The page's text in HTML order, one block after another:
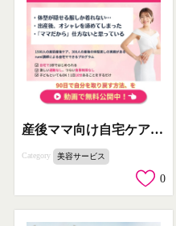
産後ママ向け自宅ケアプログラム
Category 美容サービス
0